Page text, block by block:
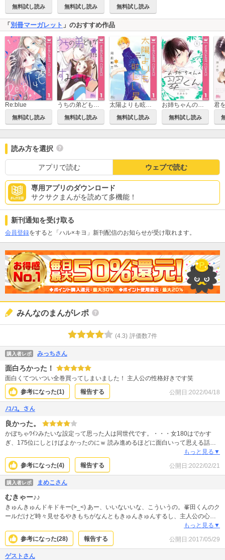
無料試し読み 無料試し読み 無料試し読み
「別冊マーガレット 」のおすすめ作品
Re:blue
無料試し読み
うちの弟どもがすみません
無料試し読み
太陽よりも眩しい星
無料試し読み
お姉ちゃんの翠くん
無料試し読み
読み方を選択
アプリで読む ウェブで読む
専用アプリのダウンロード
サクサクまんがを読めて多機能！
新刊通知を受け取る
会員登録をすると「ハル×キヨ」新刊配信のお知らせが受け取れます。
みんなのまんがレポ
(4.3) 評価数7件
購入者レポ みっちさん
面白ろかった！
面白くてついつい全巻買ってしまいました！ 主人公の性格好きです笑
参考になった(1) 報告する 公開日:2022/04/18
ﾉｺﾉｺ。さん
良かった。
かぼちゃﾜｲﾝみたいな設定って思った人は同世代です。・・・女180はでかす
ぎ、175位にしとけばよかったのにｗ 読み進めるほどに面白いって思える話で
もっと見る▼
参考になった(4) 報告する 公開日:2022/02/21
購入者レポ まめこさん
むきゃー♪♪
きゅんきゅんドキドキー(>_<) あー、いいないいな、こういうの。峯田くんのク
ールだけど時々見せるやきもちがなんともきゅんきゅんするし、主人公の心が
きれいでチャーミングなところもいいし、読んでいてすごくいい♪♪ 今３巻。続
き読もうっと♪♪
もっと見る▼
参考になった(28) 報告する 公開日:2017/05/29
ゲストさん